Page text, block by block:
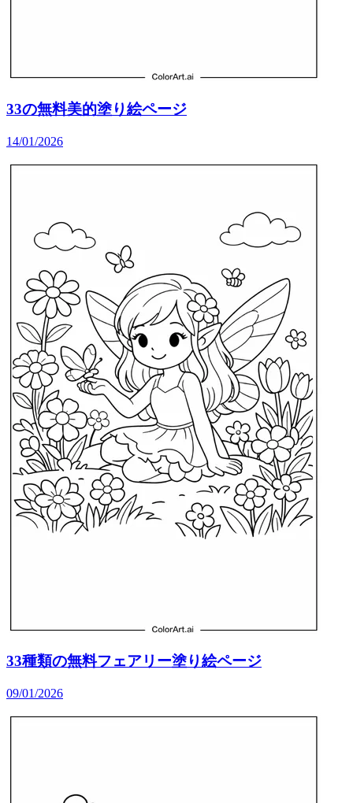
33の無料美的塗り絵ページ
14/01/2026
33種類の無料フェアリー塗り絵ページ
09/01/2026